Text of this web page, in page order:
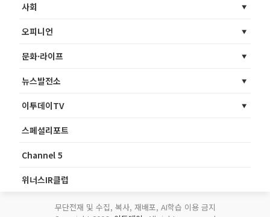
사회
오피니언
문화·라이프
뉴스발전소
이투데이TV
스페셜리포트
Channel 5
위너스IR클럽
무단전재 및 수집, 복사, 재배포, AI학습 이용 금지